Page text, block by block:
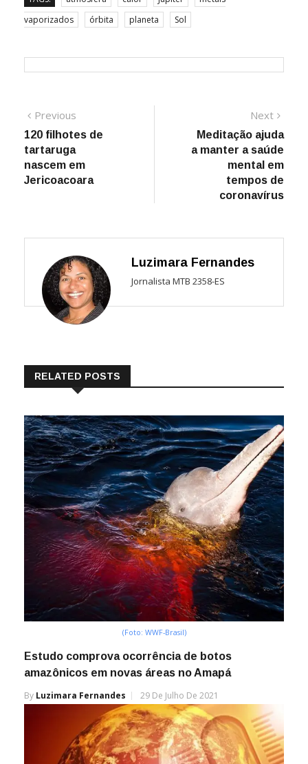
vaporizados
órbita planeta Sol
Navegação
de
Post
Previous
post:
120 filhotes de
tartaruga
nascem em
Jericoacoara
Next
post:
Meditação ajuda
a manter a saúde
mental em
tempos de
coronavírus
Luzimara Fernandes
Jornalista MTB 2358-ES
RELATED POSTS
(Foto: WWF-Brasil)
Estudo comprova ocorrência de botos
amazônicos em novas áreas no Amapá
By Luzimara Fernandes 29 De Julho De 2021